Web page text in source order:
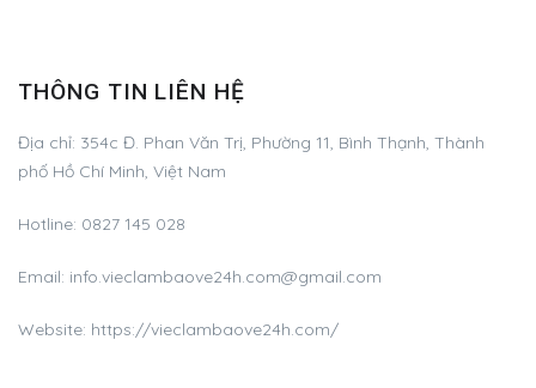
THÔNG TIN LIÊN HỆ
Địa chỉ: 354c Đ. Phan Văn Trị, Phường 11, Bình Thạnh, Thành
phố Hồ Chí Minh, Việt Nam
Hotline: 0827 145 028
Email: info.vieclambaove24h.com@gmail.com
Website: https://vieclambaove24h.com/